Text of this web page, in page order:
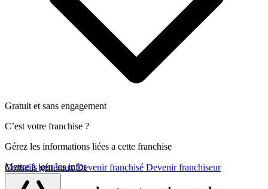
Conseils générauxDevenir franchisé Devenir franchiseur
Gratuit et sans engagement
C’est votre franchise ?
Gérez les informations liées a cette franchise
Mettre à jour les infos